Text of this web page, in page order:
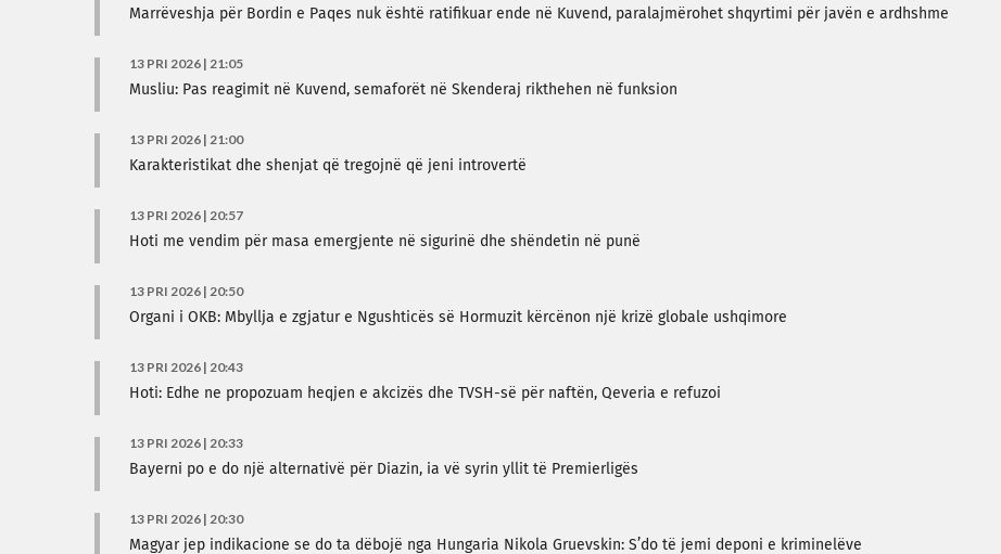
Marrëveshja për Bordin e Paqes nuk është ratifikuar ende në Kuvend, paralajmërohet shqyrtimi për javën e ardhshme
13 PRI 2026 | 21:05
Musliu: Pas reagimit në Kuvend, semaforët në Skenderaj rikthehen në funksion
13 PRI 2026 | 21:00
Karakteristikat dhe shenjat që tregojnë që jeni introvertë
13 PRI 2026 | 20:57
Hoti me vendim për masa emergjente në sigurinë dhe shëndetin në punë
13 PRI 2026 | 20:50
Organi i OKB: Mbyllja e zgjatur e Ngushticës së Hormuzit kërcënon një krizë globale ushqimore
13 PRI 2026 | 20:43
Hoti: Edhe ne propozuam heqjen e akcizës dhe TVSH-së për naftën, Qeveria e refuzoi
13 PRI 2026 | 20:33
Bayerni po e do një alternativë për Diazin, ia vë syrin yllit të Premierligës
13 PRI 2026 | 20:30
Magyar jep indikacione se do ta dëbojë nga Hungaria Nikola Gruevskin: S’do të jemi deponi e kriminelëve